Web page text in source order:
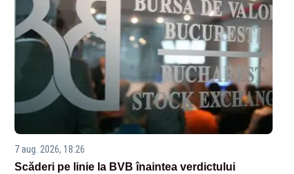
7 aug. 2026, 18:26
Scăderi pe linie la BVB înaintea verdictului